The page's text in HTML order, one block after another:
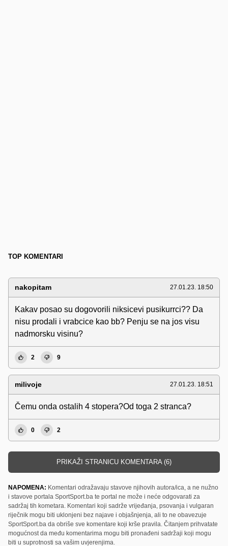
TOP KOMENTARI
nakopitam 27.01.23. 18:50
Kakav posao su dogovorili niksicevi pusikurrci?? Da
nisu prodali i vrabcice kao bb? Penju se na jos visu
nadmorsku visinu?
2 9
milivoje 27.01.23. 18:51
Čemu onda ostalih 4 stopera?Od toga 2 stranca?
0 2
PRIKAŽI STRANICU KOMENTARA (6)
NAPOMENA: Komentari odražavaju stavove njihovih autora/ica, a ne nužno
i stavove portala SportSport.ba te portal ne može i neće odgovarati za
sadržaj tih kometara. Komentari koji sadrže vrijeđanja, psovanja i vulgaran
riječnik mogu biti uklonjeni bez najave i objašnjenja, ali to ne obavezuje
SportSport.ba da obriše sve komentare koji krše pravila. Čitanjem prihvatate
mogućnost da među komentarima mogu biti pronađeni sadržaji koji mogu
biti u suprotnosti sa vašim uvjerenjima.